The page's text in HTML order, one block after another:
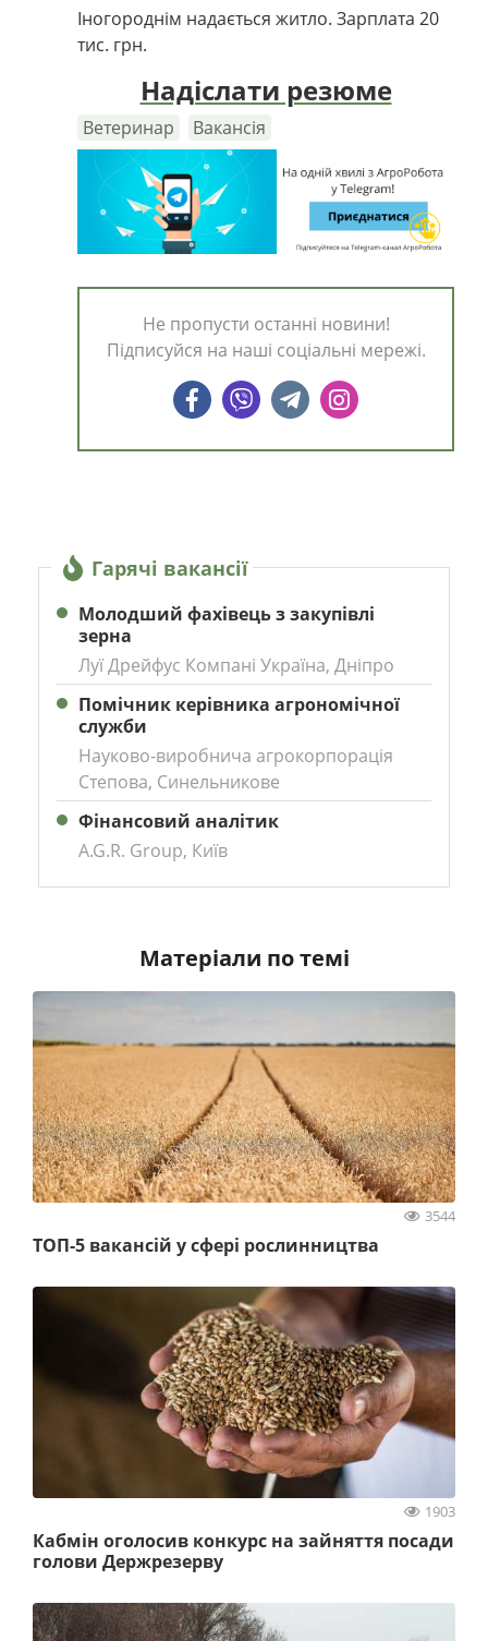
Іногороднім надається житло. Зарплата 20
тис. грн.
Надіслати резюме
Ветеринар Вакансія
Не пропусти останні новини!
Підписуйся на наші соціальні мережі.
Гарячі вакансії
Молодший фахівець з закупівлі
зерна
Луї Дрейфус Компані Україна, Дніпро
Помічник керівника агрономічної
служби
Науково-виробнича агрокорпорація
Степова, Синельникове
Фінансовий аналітик
A.G.R. Group, Київ
Матеріали по темі
3544
ТОП-5 вакансій у сфері рослинництва
1903
Кабмін оголосив конкурс на зайняття посади
голови Держрезерву